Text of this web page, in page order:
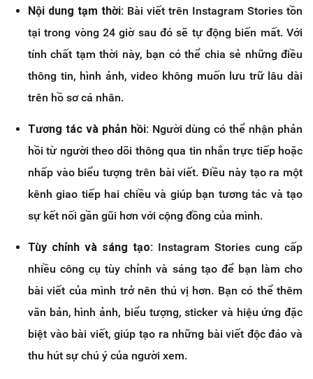
Nội dung tạm thời: Bài viết trên Instagram Stories tồn
tại trong vòng 24 giờ sau đó sẽ tự động biến mất. Với
tính chất tạm thời này, bạn có thể chia sẻ những điều
thông tin, hình ảnh, video không muốn lưu trữ lâu dài
trên hồ sơ cá nhân.
Tương tác và phản hồi:Người dùng có thể nhận phản
hồi từ người theo dõi thông qua tin nhắn trực tiếp hoặc
nhấp vào biểu tượng trên bài viết. Điều này tạo ra một
kênh giao tiếp hai chiều và giúp bạn tương tác và tạo
sự kết nối gần gũi hơn với cộng đồng của mình.
Tùy chỉnh và sáng tạo: Instagram Stories cung cấp
nhiều công cụ tùy chỉnh và sáng tạo để bạn làm cho
bài viết của mình trở nên thú vị hơn. Bạn có thể thêm
văn bản, hình ảnh, biểu tượng, sticker và hiệu ứng đặc
biệt vào bài viết, giúp tạo ra những bài viết độc đáo và
thu hút sự chú ý của người xem.